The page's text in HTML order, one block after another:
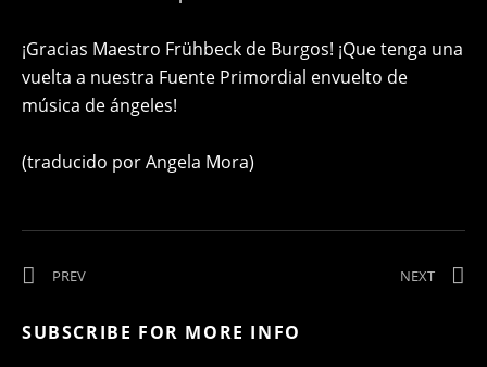
¡Gracias Maestro Frühbeck de Burgos! ¡Que tenga una
vuelta a nuestra Fuente Primordial envuelto de
música de ángeles!
(traducido por Angela Mora)
Navegación de entradas
PREVPOST: GRABACIÓN EN MI PAIS… DÍA UNO: INTRODUZIONE –
NEXTPOST:
SUBSCRIBE FOR MORE INFO